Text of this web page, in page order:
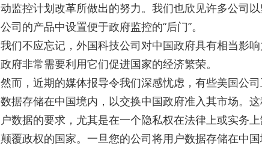
动监控计划改革所做出的努力。我们也欣见许多公司
公司的产品中设置便于政府监控的“后门”。
我们不应忘记，外国科技公司对中国政府具有相当影
政府非常需要利用它们促进国家的经济繁荣。
然而，近期的媒体报导令我们深感忧虑，有些美国公
数据存储在中国境内，以交换中国政府准入其市场。
户数据的要求，尤其是在一个隐私权在法律上或实务
颠覆政权的国家。一旦您的公司将用户数据存储在中